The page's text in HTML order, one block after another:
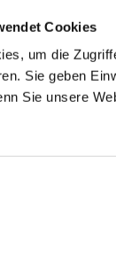
Cookies
um die
Sie geben
Sie unsere
20 21
27 28